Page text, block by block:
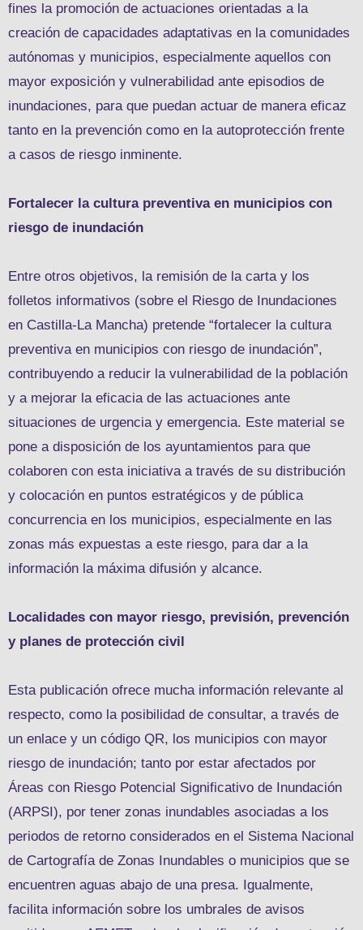
fines la promoción de actuaciones orientadas a la
creación de capacidades adaptativas en la comunidades
autónomas y municipios, especialmente aquellos con
mayor exposición y vulnerabilidad ante episodios de
inundaciones, para que puedan actuar de manera eficaz
tanto en la prevención como en la autoprotección frente
a casos de riesgo inminente.
Fortalecer la cultura preventiva en municipios con
riesgo de inundación
Entre otros objetivos, la remisión de la carta y los
folletos informativos (sobre el Riesgo de Inundaciones
en Castilla-La Mancha) pretende “fortalecer la cultura
preventiva en municipios con riesgo de inundación”,
contribuyendo a reducir la vulnerabilidad de la población
y a mejorar la eficacia de las actuaciones ante
situaciones de urgencia y emergencia. Este material se
pone a disposición de los ayuntamientos para que
colaboren con esta iniciativa a través de su distribución
y colocación en puntos estratégicos y de pública
concurrencia en los municipios, especialmente en las
zonas más expuestas a este riesgo, para dar a la
información la máxima difusión y alcance.
Localidades con mayor riesgo, previsión, prevención
y planes de protección civil
Esta publicación ofrece mucha información relevante al
respecto, como la posibilidad de consultar, a través de
un enlace y un código QR, los municipios con mayor
riesgo de inundación; tanto por estar afectados por
Áreas con Riesgo Potencial Significativo de Inundación
(ARPSI), por tener zonas inundables asociadas a los
periodos de retorno considerados en el Sistema Nacional
de Cartografía de Zonas Inundables o municipios que se
encuentren aguas abajo de una presa. Igualmente,
facilita información sobre los umbrales de avisos